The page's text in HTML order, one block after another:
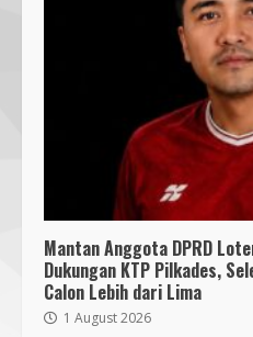
Mantan Anggota DPRD
Dukungan KTP Pilkades,
Calon Lebih dari Lima
1 August 2026